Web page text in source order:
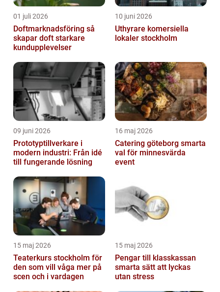
01 juli 2026
Doftmarknadsföring så
skapar doft starkare
kundupplevelser
10 juni 2026
Uthyrare komersiella
lokaler stockholm
09 juni 2026
Prototyptillverkare i
modern industri: Från idé
till fungerande lösning
16 maj 2026
Catering göteborg smarta
val för minnesvärda
event
15 maj 2026
Teaterkurs stockholm för
den som vill våga mer på
scen och i vardagen
15 maj 2026
Pengar till klasskassan
smarta sätt att lyckas
utan stress